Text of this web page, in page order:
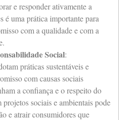
e responder ativamente a
é uma prática importante para
com a qualidade e com a
Social:
práticas sustentáveis e
com causas sociais
a confiança e o respeito do
sociais e ambientais pode
e atrair consumidores que